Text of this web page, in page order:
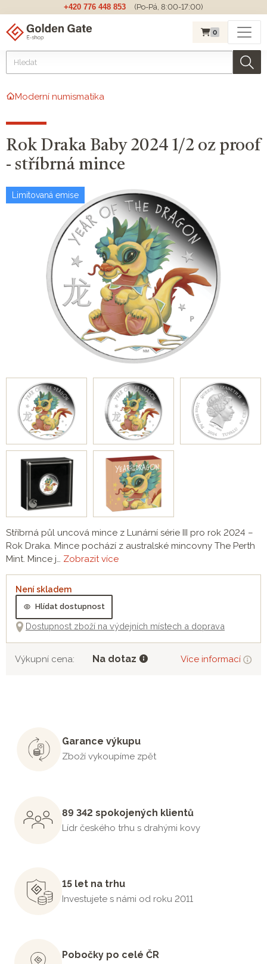
+420 776 448 853 (Po-Pá, 8:00-17:00)
0
Moderní numismatika
Rok Draka Baby 2024 1/2 oz proof
- stříbrná mince
Limitovaná emise
Stříbrná půl uncová mince z Lunární série III pro rok 2024 –
Rok Draka. Mince pochází z australské mincovny The Perth
Mint. Mince j… Zobrazit více
Není skladem
Hlídat dostupnost
Dostupnost zboží na výdejních místech a doprava
Výkupní cena: Na dotaz Více informací
Garance výkupu
Zboží vykoupíme zpět
89 342 spokojených klientů
Lídr českého trhu s drahými kovy
15 let na trhu
Investujete s námi od roku 2011
Pobočky po celé ČR